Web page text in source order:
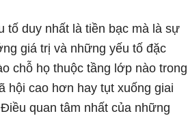
tố duy nhất là tiền bạc mà là sự
giá trị và những yếu tố đặc
chỗ họ thuộc tầng lớp nào trong
hội cao hơn hay tụt xuống giai
quan tâm nhất của những